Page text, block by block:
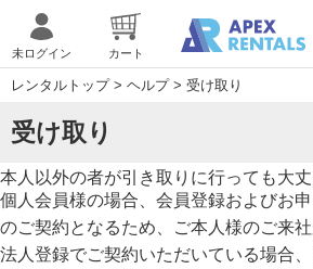
未ログイン カート
レンタルトップ> ヘルプ> 受け取り
受け取り
本人以外の者が引き取りに行っても大
個人会員様の場合、会員登録およびお
のご契約となるため、ご本人様のご来社
法人登録でご契約いただいている場合